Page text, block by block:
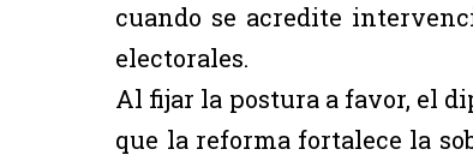
cuando se acredite
electorales.
Al fijar la postura a favor, el
que la reforma fortalece la